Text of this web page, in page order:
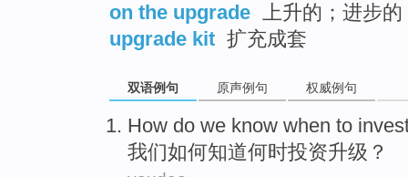
on the upgrade 上升的；进步的
upgrade kit 扩充成套
双语例句 原声例句 权威例句
How do we know when to
我们如何知道何时投资升级 ？